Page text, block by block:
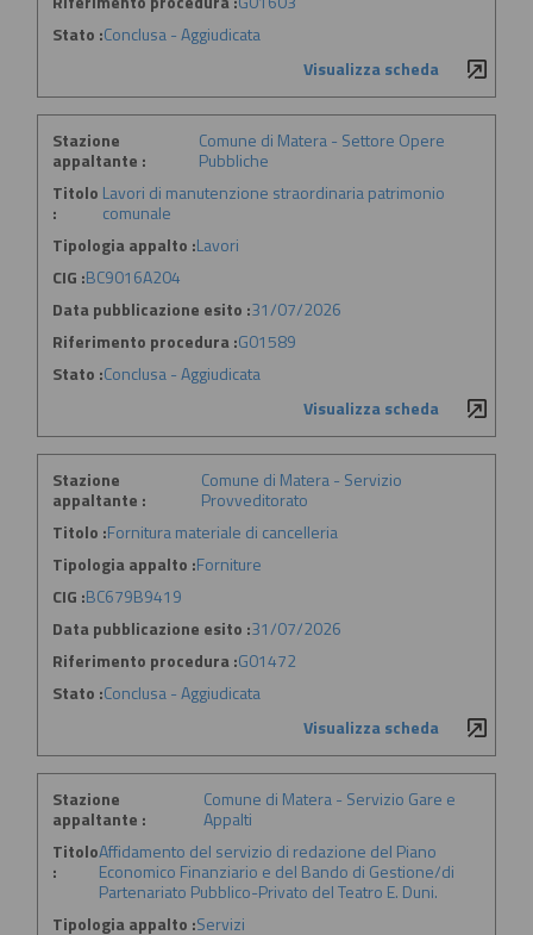
Stato :Conclusa - Aggiudicata
Visualizza scheda
Stazione
appaltante :
Comune di Matera - Settore Opere
Pubbliche
Titolo
:
Lavori di manutenzione straordinaria patrimonio
comunale
Tipologia appalto :Lavori
CIG :BC9016A204
Data pubblicazione esito :31/07/2026
Riferimento procedura :G01589
Stato :Conclusa - Aggiudicata
Visualizza scheda
Stazione
appaltante :
Comune di Matera - Servizio
Provveditorato
Titolo :Fornitura materiale di cancelleria
Tipologia appalto :Forniture
CIG :BC679B9419
Data pubblicazione esito :31/07/2026
Riferimento procedura :G01472
Stato :Conclusa - Aggiudicata
Visualizza scheda
Stazione
appaltante :
Comune di Matera - Servizio Gare e
Appalti
Titolo
:
Affidamento del servizio di redazione del Piano
Economico Finanziario e del Bando di Gestione/di
Partenariato Pubblico-Privato del Teatro E. Duni.
Tipologia appalto :Servizi